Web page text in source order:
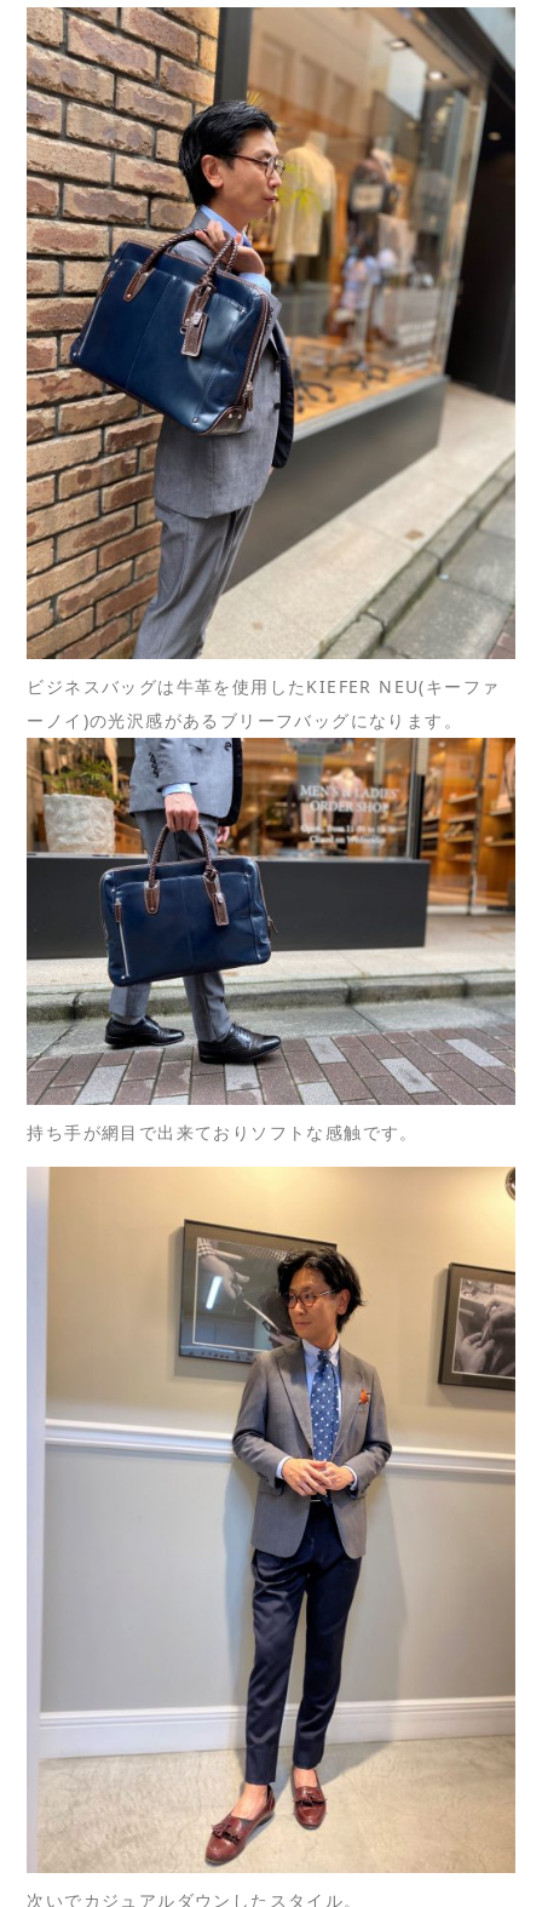
ビジネスバッグは牛革を使用したKIEFER NEU(キーファ
ーノイ)の光沢感があるブリーフバッグになります。
持ち手が網目で出来ておりソフトな感触です。
次いでカジュアルダウンしたスタイル。